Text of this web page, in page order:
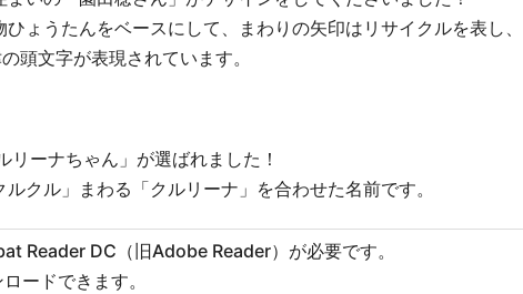
ひょうたんをベースにして、まわりの矢印はリサイクルを表し
の頭文字が表現されています。
ーナちゃん」が選ばれました！
クル」まわる「クルリーナ」を合わせた名前です。
Reader DC（旧Adobe Reader）が必要です。
ードできます。